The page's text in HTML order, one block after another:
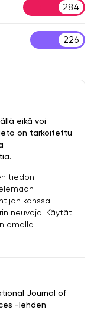
284
226
Journal of
-lehden
eikä voi
on tarkoitettu
tiedon
kanssa.
neuvoja. Käytät
omalla